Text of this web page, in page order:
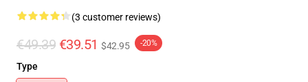
(3 customer reviews)
€49.39 €39.51 $42.95 -20%
Type